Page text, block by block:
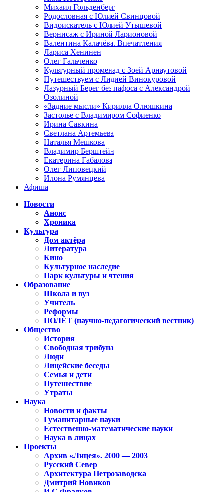
Михаил Гольденберг
Родословная с Юлией Свинцовой
Видоискатель с Юлией Утышевой
Вернисаж с Ириной Ларионовой
Валентина Калачёва. Впечатления
Лариса Хенинен
Олег Гальченко
Культурный променад с Зоей Арнаутовой
Путешествуем с Лидией Винокуровой
Лазурный Берег без пафоса с Александрой
Озолиной
«Задние мысли» Кирилла Олюшкина
Застолье с Владимиром Софиенко
Ирина Савкина
Светлана Артемьева
Наталья Мешкова
Владимир Берштейн
Екатерина Габалова
Олег Липовецкий
Илона Румянцева
Афиша
Новости
Анонс
Хроника
Культура
Дом актёра
Литература
Кино
Культурное наследие
Парк культуры и чтения
Образование
Школа и вуз
Учитель
Реформы
ПОЛЁТ (научно-педагогический вестник)
Общество
История
Свободная трибуна
Люди
Лицейские беседы
Семья и дети
Путешествие
Утраты
Наука
Новости и факты
Гуманитарные науки
Естественно-математические науки
Наука в лицах
Проекты
Архив «Лицея». 2000 — 2003
Русский Север
Архитектура Петрозаводска
Дмитрий Новиков